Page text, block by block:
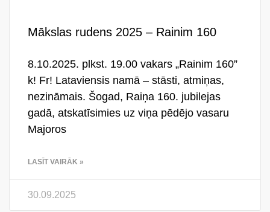
Mākslas rudens 2025 – Rainim 160
8.10.2025. plkst. 19.00 vakars „Rainim 160”
k! Fr! Lataviensis namā – stāsti, atmiņas,
nezināmais. Šogad, Raiņa 160. jubilejas
gadā, atskatīsimies uz viņa pēdējo vasaru
Majoros
LASĪT VAIRĀK »
30.09.2025